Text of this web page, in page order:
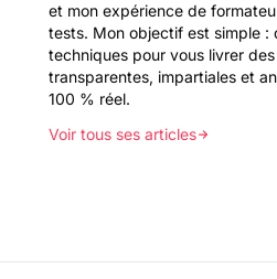
et mon expérience de
tests. Mon objectif est simple :
techniques pour vous livrer
transparentes, impartiales et
100 % réel.
Voir tous ses articles